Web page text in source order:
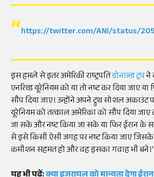
https://twitter.com/ANI/status/
इस हमले से इतर अमेरिकी राष्ट्रपतिडोनाल्ड ट्रंपने
एनरिच्ड यूरेनियम को या तो नष्ट कर दिया जाए
सौंप दिया जाए। उन्होंने अपने ट्रुथ सोशल अकाउंट
यूरेनियम को तत्काल अमेरिका को सौंप दिया
जा सके और नष्ट किया जा सके या फिर ईरान के
से इसे किसी ऐसी जगह पर नष्ट किया जाए जिसके
कमीशन सहमत हो और वह इसका गवाह भी बने।'